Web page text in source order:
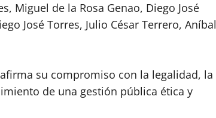
Miguel de la Rosa Genao, Diego José
José Torres, Julio César Terrero, Aníbal
su compromiso con la legalidad, la
de una gestión pública ética y